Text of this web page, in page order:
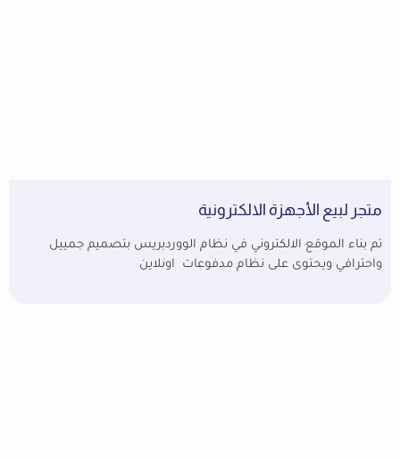
متجر لبيع الأجهزة الالكترونية
تم بناء الموقع الالكتروني في نظام الووردبريس بتصميم جمييل
واحترافي ويحتوى على نظام مدفوعات اونلاين